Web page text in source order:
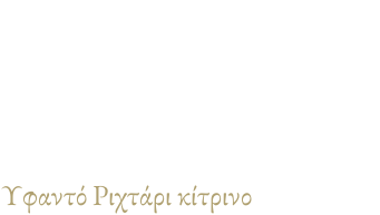
Υφαντό Ριχτάρι κίτρινο